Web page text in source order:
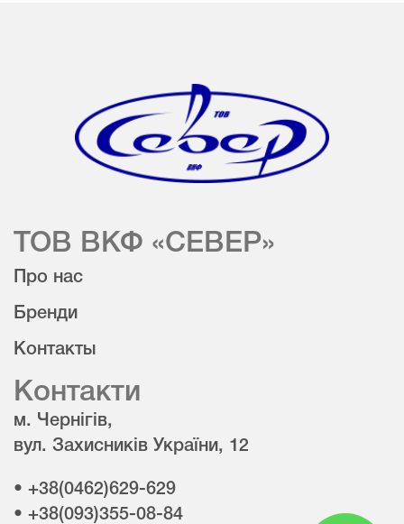
ТОВ ВКФ «СЕВЕР»
Про нас
Бренди
Контакты
Контакти
м. Чернігів,
вул. Захисників України, 12
• +38(0462)629-629
• +38(093)355-08-84